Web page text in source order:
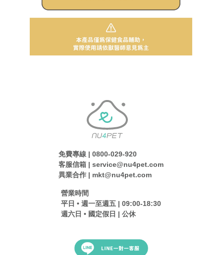
免費專線 | 0800-029-920
客服信箱 | service@nu4pet.com
異業合作 | mkt@nu4pet.com
營業時間
平日 • 週一至週五 | 09:00-18:30
週六日 • 國定假日 | 公休